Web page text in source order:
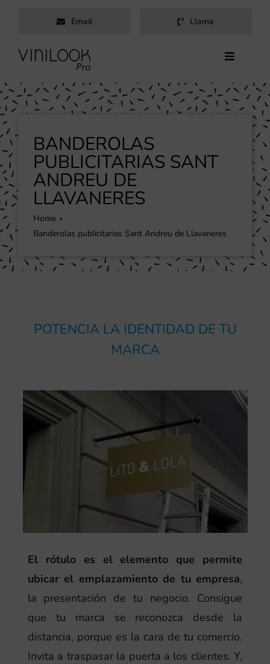
contenido
Email Llama
Toggle
Inicio
Servicios
Productos
Trabajos
Nosotros
Blog
Contacto
BANDEROLAS
PUBLICITARIAS SANT
ANDREU DE
LLAVANERES
Home
Banderolas publicitarias Sant Andreu de Llavaneres
POTENCIA LA IDENTIDAD DE TU
MARCA
El rótulo es el elemento que permite
ubicar el emplazamiento de tu empresa,
la presentación de tu negocio. Consigue
que tu marca se reconozca desde la
distancia, porque es la cara de tu comercio.
Invita a traspasar la puerta a los clientes. Y,